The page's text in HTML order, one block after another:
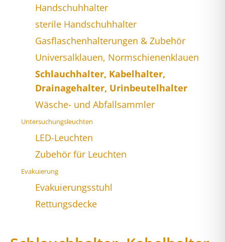
Handschuhhalter
sterile Handschuhhalter
Gasflaschenhalterungen & Zubehör
Universalklauen, Normschienenklauen
Schlauchhalter, Kabelhalter,
Drainagehalter, Urinbeutelhalter
Wäsche- und Abfallsammler
Untersuchungsleuchten
LED-Leuchten
Zubehör für Leuchten
Evakuierung
Evakuierungsstuhl
Rettungsdecke